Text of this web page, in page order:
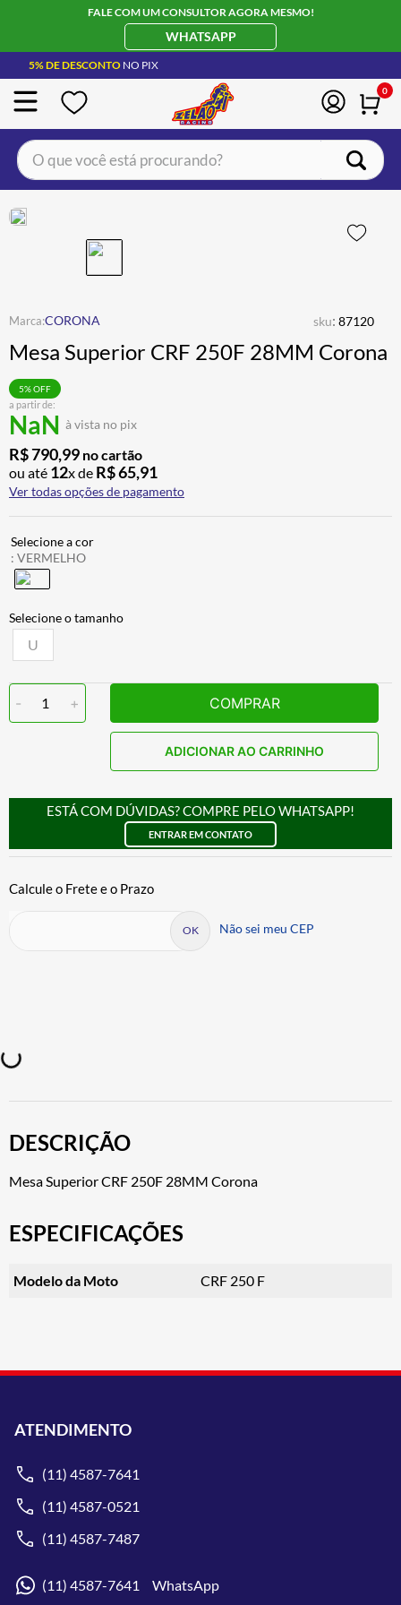
FALE COM UM CONSULTOR AGORA MESMO!
WHATSAPP
5% DE DESCONTO NO PIX
0
O que você está procurando?
CORONA sku: 87120
Mesa Superior CRF 250F 28MM Corona
a partir de:
NaN à vista no pix
5% OFF
R$790,99 no cartão
ou até 12x de R$65,91
Ver todas opções de pagamento
: VERMELHO
U
- 1 + COMPRAR
ADICIONAR AO CARRINHO
ESTÁ COM DÚVIDAS? COMPRE PELO WHATSAPP!
ENTRAR EM CONTATO
Não sei meu CEP
DESCRIÇÃO
Mesa Superior CRF 250F 28MM Corona
ESPECIFICAÇÕES
Modelo da Moto CRF 250 F
ATENDIMENTO
(11) 4587-7641
(11) 4587-0521
(11) 4587-7487
(11) 4587-7641 WhatsApp
BOTA
4º ÓCULOS SOLAR
5º LUVA
6º
º
8º CALÇA
9º BOTAS